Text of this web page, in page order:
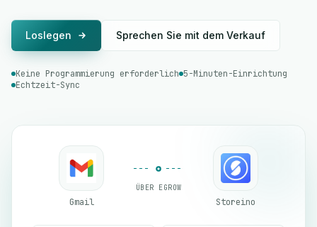
Loslegen Sprechen Sie mit dem Verkauf
Keine Programmierung erforderlich 5-Minuten-Einrichtung
Echtzeit-Sync
Gmail
ÜBER EGROW
Storeino